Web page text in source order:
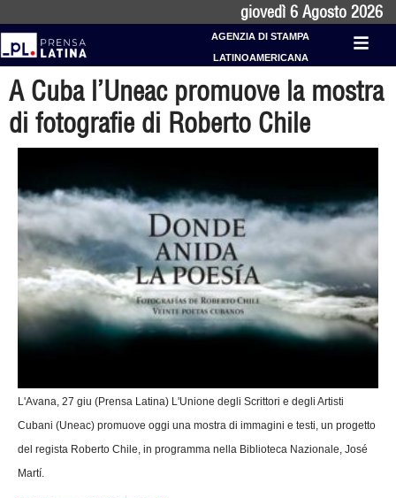
giovedì 6 Agosto 2026
AGENZIA DI STAMPA
LATINOAMERICANA
A Cuba l’Uneac promuove la mostra
di fotografie di Roberto Chile
L'Avana, 27 giu (Prensa Latina) L'Unione degli Scrittori e degli Artisti
Cubani (Uneac) promuove oggi una mostra di immagini e testi, un progetto
del regista Roberto Chile, in programma nella Biblioteca Nazionale, José
Martí.